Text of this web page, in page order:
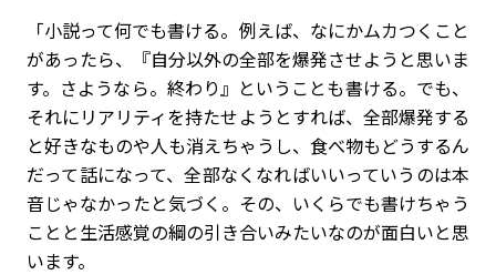
「小説って何でも書ける。例えば、なにかムカつくこと
があったら、『自分以外の全部を爆発させようと思いま
す。さようなら。終わり』ということも書ける。でも、
それにリアリティを持たせようとすれば、全部爆発する
と好きなものや人も消えちゃうし、食べ物もどうするん
だって話になって、全部なくなればいいっていうのは本
音じゃなかったと気づく。その、いくらでも書けちゃう
ことと生活感覚の綱の引き合いみたいなのが面白いと思
います。